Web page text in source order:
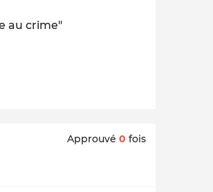
au crime"
Approuvé 0 fois